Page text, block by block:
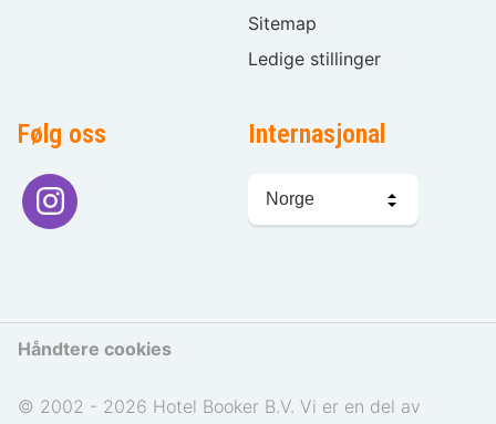
Sitemap
Ledige stillinger
Følg oss Internasjonal
Håndtere cookies
© 2002 - 2026 Hotel Booker B.V. Vi er en del av